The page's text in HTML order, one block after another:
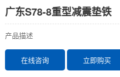
广东S78-8重型减震垫铁
产品描述
在线咨询 立即购买